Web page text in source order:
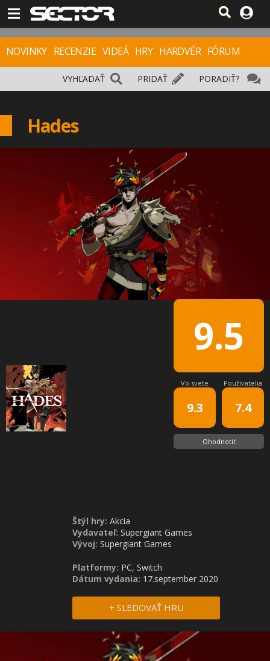
NOVINKY RECENZIE VIDEÁ HRY HARDVÉR FÓRUM
PORADIŤ?
PRIDAŤ
VYHĽADAŤ
Hades
9.5
Vo svete
9.3
Používatelia
7.4
Ohodnotiť
Štýl hry: Akcia
Vydavateľ: Supergiant Games
Vývoj: Supergiant Games
Platformy: PC, Switch
Dátum vydania: 17.september 2020
+ SLEDOVAŤ HRU